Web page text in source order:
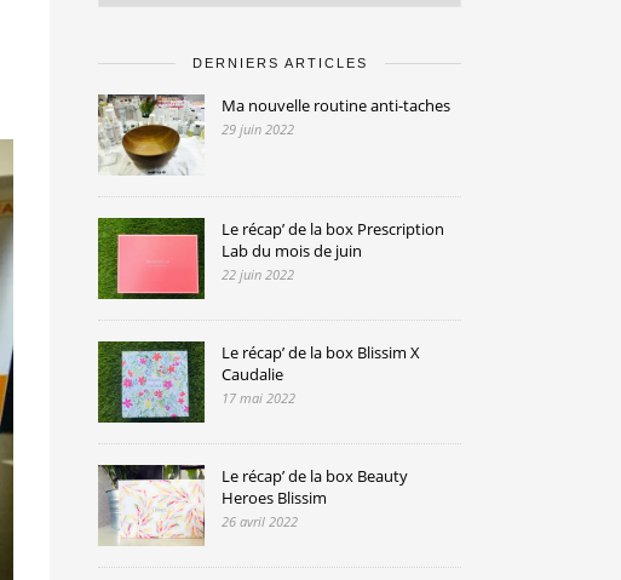
DERNIERS ARTICLES
Ma nouvelle routine anti-taches
29 juin 2022
Le récap’ de la box Prescription
Lab du mois de juin
22 juin 2022
Le récap’ de la box Blissim X
Caudalie
17 mai 2022
Le récap’ de la box Beauty
Heroes Blissim
26 avril 2022